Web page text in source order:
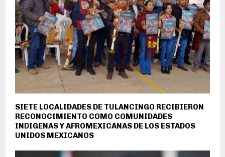
SIETE LOCALIDADES DE TULANCINGO RECIBIERON
RECONOCIMIENTO COMO COMUNIDADES
INDIGENAS Y AFROMEXICANAS DE LOS ESTADOS
UNIDOS MEXICANOS